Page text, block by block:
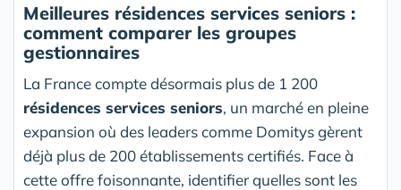
Meilleures résidences services seniors :
comment comparer les groupes
gestionnaires
La France compte désormais plus de 1 200
résidences services seniors, un marché en pleine
expansion où des leaders comme Domitys gèrent
déjà plus de 200 établissements certifiés. Face à
cette offre foisonnante, identifier quelles sont les